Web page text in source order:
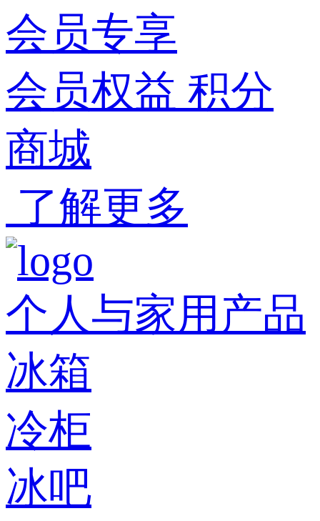
会员专享
会员权益 积分
商城
了解更多
个人与家用产品
冰箱
冷柜
冰吧